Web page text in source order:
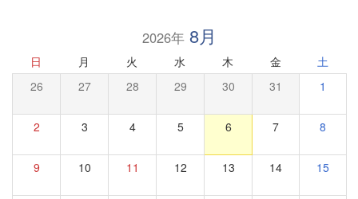
2026年8月
日 月 火 水 木 金 土
26 27 28 29 30 31 1
2 3 4 5 6 7 8
9 10 11 12 13 14 15